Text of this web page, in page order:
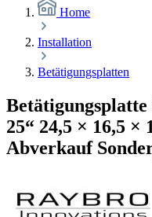
Home
Installation
Betätigungsplatten
25“ 24,5 × 16,5
Abverkauf